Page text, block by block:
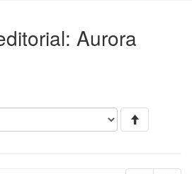
Aurora